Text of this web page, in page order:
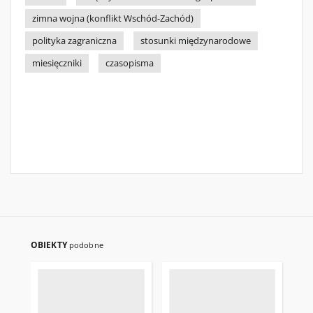
zimna wojna (konflikt Wschód-Zachód)
polityka zagraniczna
stosunki międzynarodowe
miesięczniki
czasopisma
OBIEKTY podobne